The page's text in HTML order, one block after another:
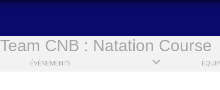
Team CNB : Natation Course
ÉVÈNEMENTS